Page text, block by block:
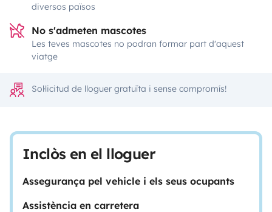
diversos països
No s'admeten mascotes
Les teves mascotes no podran formar part d'aquest
viatge
Sol·licitud de lloguer gratuïta i sense compromís!
Inclòs en el lloguer
Assegurança pel vehicle i els seus ocupants
Assistència en carretera